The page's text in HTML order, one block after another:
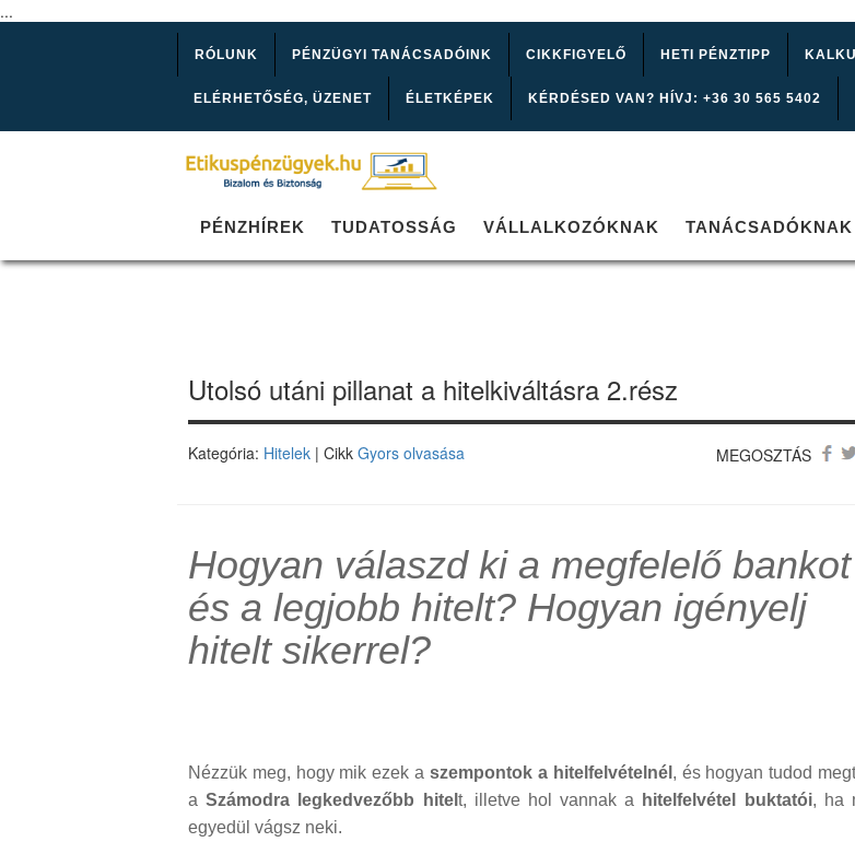
...
RÓLUNK PÉNZÜGYI TANÁCSADÓINK CIKKFIGYELŐ HETI PÉNZTIPP
ELÉRHETŐSÉG, ÜZENET ÉLETKÉPEK KÉRDÉSED VAN? HÍVJ: +36 30 565 5402
PÉNZHÍREK TUDATOSSÁG VÁLLALKOZÓKNAK TANÁCSADÓKNAK
Utolsó utáni pillanat a hitelkiváltásra 2.rész
Kategória: Hitelek | Cikk Gyors olvasása MEGOSZTÁS
Hogyan válaszd ki a megfelelő bankot
és a legjobb hitelt? Hogyan igényelj
hitelt sikerrel?
Nézzük meg, hogy mik ezek a szempontok a hitelfelvételnél , és hogyan tudod
aSzámodra legkedvezőbb hitel t, illetve hol vannak a hitelfelvétel buktatói, ha
egyedül vágsz neki.